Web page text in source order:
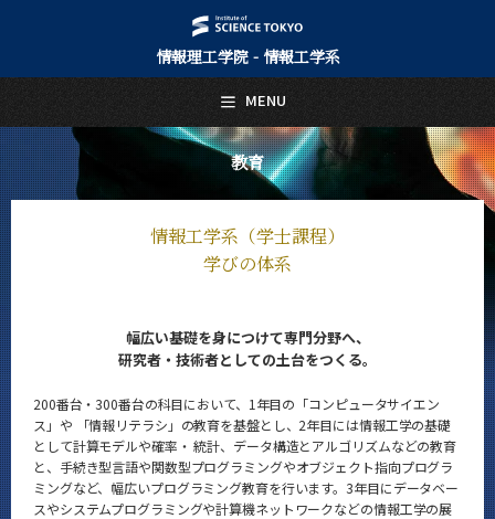
情報理工学院 - 情報工学系
教育
情報工学系（学士課程）
学びの体系
幅広い基礎を身につけて専門分野へ、
研究者・技術者としての土台をつくる。
200番台・300番台の科目において、1年目の「コンピュータサイエン
ス」や 「情報リテラシ」の教育を基盤とし、2年目には情報工学の基礎
として計算モデルや確率・ 統計、データ構造とアルゴリズムなどの教育
と、手続き型言語や関数型プログラミングやオブジェクト指向プログラ
ミングなど、幅広いプログラミング教育を行います。3年目にデータベー
スやシステムプログラミングや計算機ネットワークなどの情報工学の展
MENU
日本語 English
トップページ
Top Page
情報工学系について
About Us
入学案内
Admissions
情報工学系 News
News